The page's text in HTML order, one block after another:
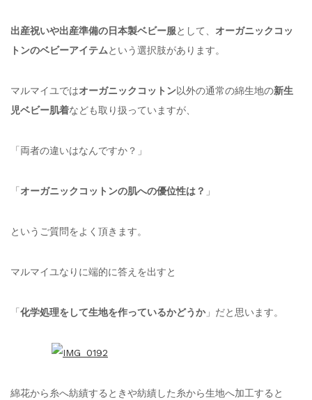
出産祝いや出産準備の日本製ベビー服として、 オーガニックコッ
トンのベビーアイテムという選択肢があります。
マルマイユではオーガニックコットン以外の通常の綿生地の新生
児ベビー肌着なども取り扱っていますが、
「両者の違いはなんですか？」
「 オーガニックコットンの肌への優位性は？ 」
というご質問をよく頂きます。
マルマイユなりに端的に答えを出すと
「 化学処理をして生地を作っているかどうか」だと思います。
綿花から糸へ紡績するときや紡績した糸から生地へ加工すると